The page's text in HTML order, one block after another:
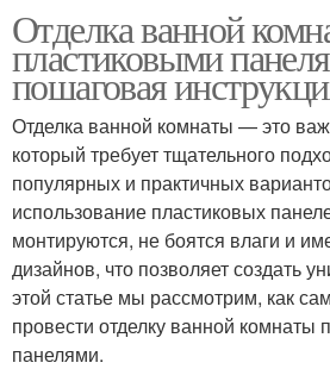
Отделка ванной
пластиковыми
пошаговая
Отделка ванной комнаты — это
который требует тщательного
популярных и практичных
использование пластиковых
монтируются, не боятся влаги и
дизайнов, что позволяет создать
этой статье мы рассмотрим, как
провести отделку ванной комнаты
панелями.